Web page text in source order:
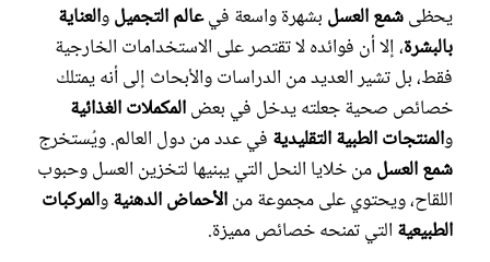
يحظىشمع العسل بشهرة واسعة فيعالم التجميلوالعناية
بالبشرة، إلا أن فوائده لا تقتصر على الاستخدامات الخارجية
فقط، بل تشير العديد من الدراسات والأبحاث إلى أنه يمتلك
خصائص صحية جعلته يدخل في بعضالمكملات الغذائية
والمنتجات الطبية التقليدية في عدد من دول العالم. ويُستخرج
شمع العسلمن خلايا النحل التي يبنيها لتخزين العسل وحبوب
اللقاح، ويحتوي على مجموعة منالأحماض الدهنيةوالمركبات
الطبيعية التي تمنحه خصائص مميزة.
مجلة سيدتي
غلاف رفمي